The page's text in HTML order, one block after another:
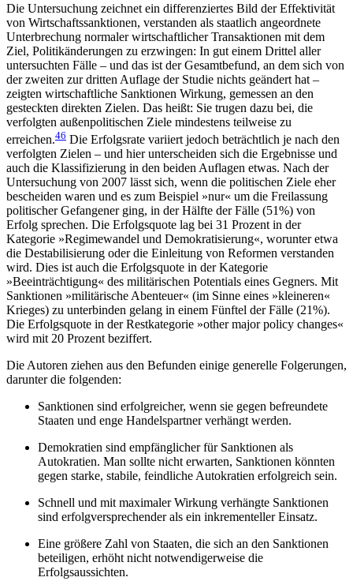
Die Untersuchung zeichnet ein differenziertes Bild der Effektivität
von Wirtschaftssanktionen, verstanden als staatlich angeordnete
Unterbrechung normaler wirtschaftlicher Transaktionen mit dem
Ziel, Politik­änderungen zu erzwingen: In gut einem Drittel aller
untersuchten Fälle – und das ist der Gesamtbefund, an dem sich von
der zweiten zur dritten Auflage der Studie nichts geändert hat –
zeigten wirtschaftliche Sanktionen Wirkung, gemessen an den
gesteckten direkten Zielen. Das heißt: Sie trugen dazu bei, die
verfolgten außenpolitischen Ziele mindestens teil­weise zu
erreichen.46 Die Erfolgsrate variiert jedoch beträchtlich je nach den
verfolgten Zielen – und hier unterscheiden sich die Ergebnisse und
auch die Klassi­fizierung in den beiden Auflagen etwas. Nach der
Untersuchung von 2007 lässt sich, wenn die poli­tischen Ziele eher
bescheiden waren und es zum Bei­spiel »nur« um die Freilassung
politischer Gefangener ging, in der Hälfte der Fälle (51%) von
Erfolg spre­chen. Die Erfolgsquote lag bei 31 Prozent in der
Kategorie »Regimewandel und Demokratisierung«, worunter etwa
die Destabilisierung oder die Einleitung von Reformen verstanden
wird. Dies ist auch die Erfolgsquote in der Kategorie
»Beeinträchtigung« des mili­tärischen Potentials eines Gegners. Mit
Sanktionen »militärische Abenteuer« (im Sinne eines »kleineren«
Krieges) zu unterbinden gelang in einem Fünftel der Fälle (21%).
Die Erfolgsquote in der Restkategorie »other major policy changes«
wird mit 20 Prozent beziffert.
Die Autoren ziehen aus den Befunden einige generelle Folgerungen,
darunter die folgenden:
Sanktionen sind erfolgreicher, wenn sie gegen befreundete
Staaten und enge Handelspartner verhängt werden.
Demokratien sind empfänglicher für Sanktionen als
Autokratien. Man sollte nicht erwarten, Sank­tionen könnten
gegen starke, stabile, feindliche Autokratien erfolgreich sein.
Schnell und mit maximaler Wirkung verhängte Sanktionen
sind erfolgversprechender als ein in­krementeller Einsatz.
Eine größere Zahl von Staaten, die sich an den Sanktionen
beteiligen, erhöht nicht notwendigerweise die
Erfolgsaussichten.